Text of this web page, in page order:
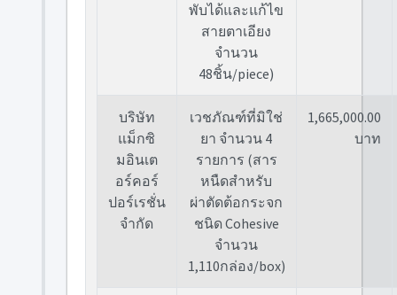
พับได้และแก้ไข
สายตาเอียง
จำนวน
48ชิ้น/piece)
บริษัท
แม็กซิ
มอินเต
อร์คอร์
ปอร์เรชั่น
จำกัด
เวชภัณฑ์ที่มิใช่
ยา จำนวน 4
รายการ (สาร
หนืดสำหรับ
ผ่าตัดต้อกระจก
ชนิด Cohesive
จำนวน
1,110กล่อง/box)
1,665,000.00
บาท